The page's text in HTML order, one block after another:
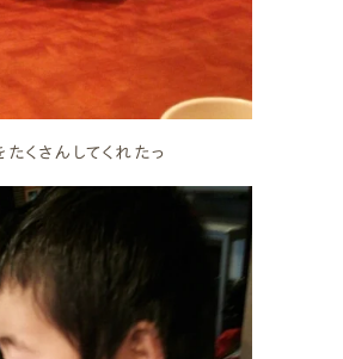
くさんしてくれたっ